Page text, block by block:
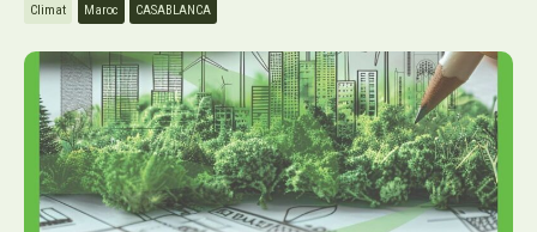
Climat Maroc CASABLANCA